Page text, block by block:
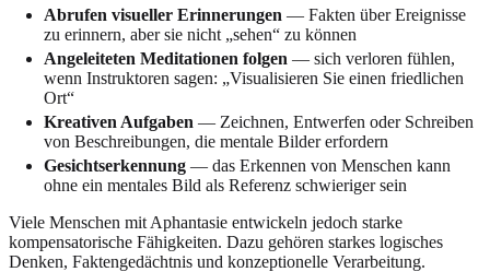
Abrufen visueller Erinnerungen — Fakten über Ereignisse
zu erinnern, aber sie nicht „sehen“ zu können
Angeleiteten Meditationen folgen — sich verloren fühlen,
wenn Instruktoren sagen: „Visualisieren Sie einen friedlichen
Ort“
Kreativen Aufgaben — Zeichnen, Entwerfen oder Schreiben
von Beschreibungen, die mentale Bilder erfordern
Gesichtserkennung — das Erkennen von Menschen kann
ohne ein mentales Bild als Referenz schwieriger sein
Viele Menschen mit Aphantasie entwickeln jedoch starke
kompensatorische Fähigkeiten. Dazu gehören starkes logisches
Denken, Faktengedächtnis und konzeptionelle Verarbeitung.